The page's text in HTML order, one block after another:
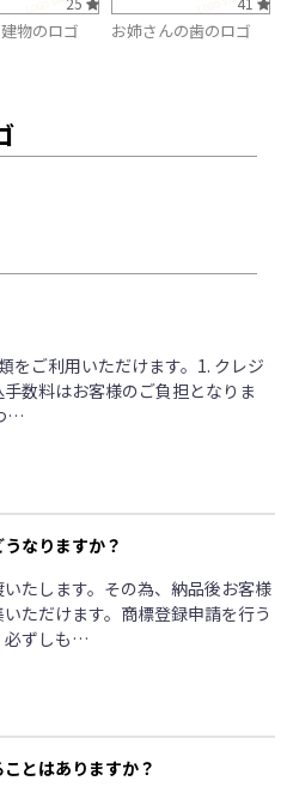
物のロゴ お姉さんの歯のロゴ
をご利用いただけます。1. クレジ
数料はお客様のご負担となりま
…
なりますか？
たします。その為、納品後お客様
ただけます。商標登録申請を行う
必ずしも…
とはありますか？